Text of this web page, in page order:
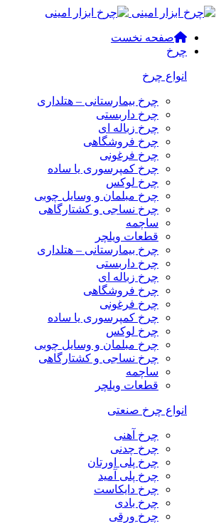
صفحه نخست
چرخ
انواع چرخ
چرخ بیمارستانی – هتلداری
چرخ داربستی
چرخ زباله ای
چرخ فروشگاهی
چرخ فرغونی
چرخ کمپرسوری یا ساده
چرخ لوکس
چرخ مبلمان و وسایل چوبی
چرخ نساجی و کشتارگاهی
ساچمه
قطعات ویلچر
چرخ بیمارستانی – هتلداری
چرخ داربستی
چرخ زباله ای
چرخ فروشگاهی
چرخ فرغونی
چرخ کمپرسوری یا ساده
چرخ لوکس
چرخ مبلمان و وسایل چوبی
چرخ نساجی و کشتارگاهی
ساچمه
قطعات ویلچر
انواع چرخ صنعتی
چرخ آهنی
چرخ چدنی
چرخ پلی اورتان
چرخ پلی آمید
چرخ دایکاست
چرخ بادی
چرخ ورقی